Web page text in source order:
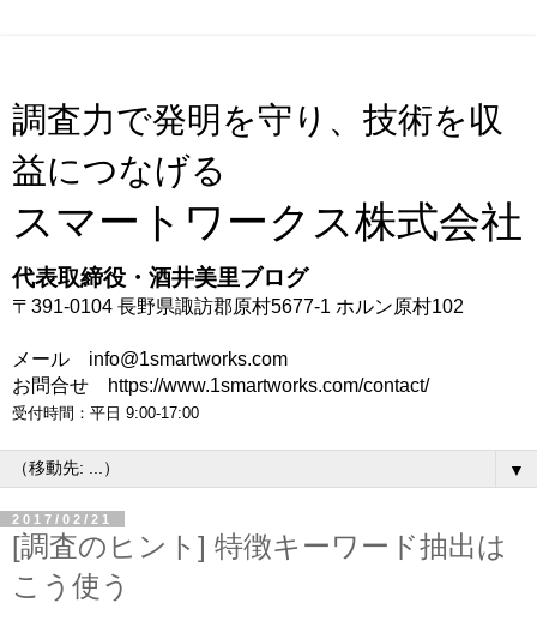
調査力で発明を守り、技術を収
益につなげる
スマートワークス株式会社
代表取締役・酒井美里ブログ
〒391-0104 長野県諏訪郡原村5677-1 ホルン原村102
メール info@1smartworks.com
お問合せ https://www.1smartworks.com/contact/
受付時間：平日 9:00-17:00
▼
2017/02/21
[調査のヒント] 特徴キーワード抽出は
こう使う